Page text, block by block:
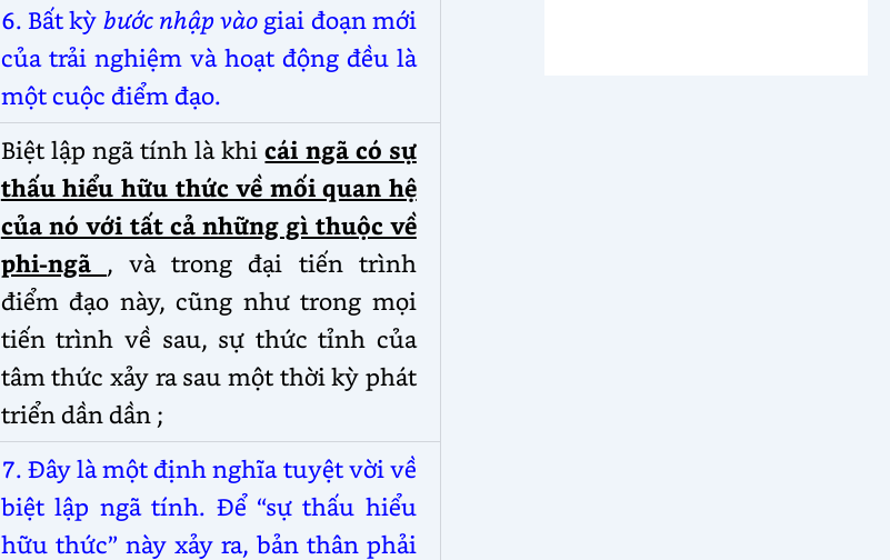
6. Bất kỳ bước nhập vào giai đoạn mới
của trải nghiệm và hoạt động đều là
một cuộc điểm đạo.
Biệt lập ngã tính là khicái ngã có sự
thấu hiểu hữu thức về mối quan hệ
của nó với tất cả những gì thuộc về
phi-ngã , và trong đại tiến trình
điểm đạo này, cũng như trong mọi
tiến trình về sau, sự thức tỉnh của
tâm thức xảy ra sau một thời kỳ phát
triển dần dần ;
7. Đây là một định nghĩa tuyệt vời về
biệt lập ngã tính. Để “sự thấu hiểu
hữu thức” này xảy ra, bản thân phải